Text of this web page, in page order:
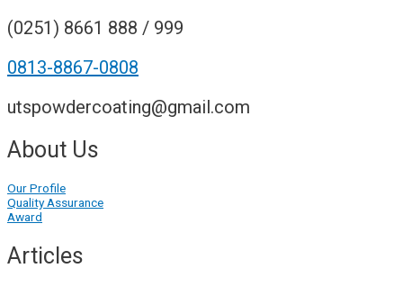
(0251) 8661 888 / 999
0813-8867-0808
utspowdercoating@gmail.com
About Us
Our Profile
Quality Assurance
Award
Articles